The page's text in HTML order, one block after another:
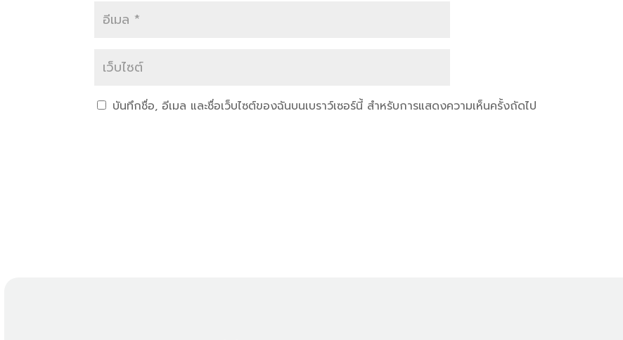
บันทึกชื่อ, อีเมล และชื่อเว็บไซต์ของฉันบนเบราว์เซอร์นี้ สำหรับการแสดงความเห็นครั้งถัดไป